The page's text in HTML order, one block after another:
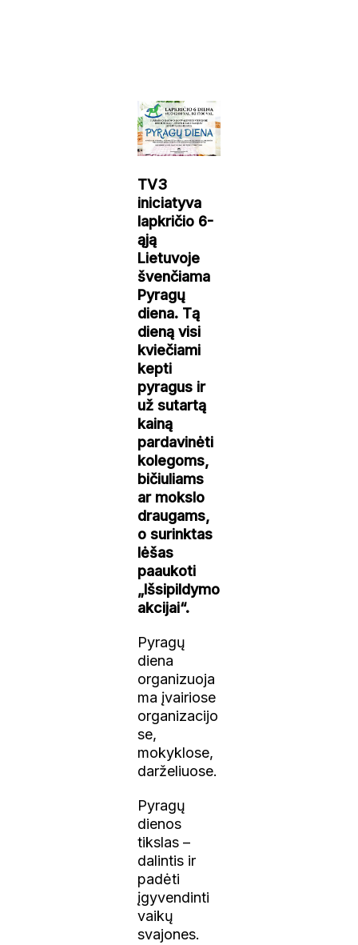
TV3
iniciatyva
lapkričio 6-
ąją
Lietuvoje
švenčiama
Pyragų
diena. Tą
dieną visi
kviečiami
kepti
pyragus ir
už sutartą
kainą
pardavinėti
kolegoms,
bičiuliams
ar mokslo
draugams,
o surinktas
lėšas
paaukoti
„Išsipildymo
akcijai“.
Pyragų
diena
organizuoja
ma įvairiose
organizacijo
se,
mokyklose,
darželiuose.
Pyragų
dienos
tikslas –
dalintis ir
padėti
įgyvendinti
vaikų
svajones.